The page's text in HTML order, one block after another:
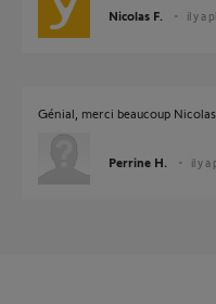
Nicolas F. il y a
Génial, merci beaucoup
Perrine H. il y a